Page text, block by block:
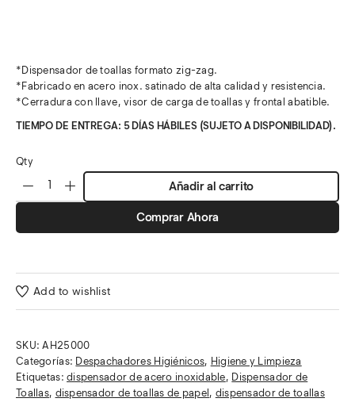
*Dispensador de toallas formato zig-zag.
*Fabricado en acero inox. satinado de alta calidad y resistencia.
*Cerradura con llave, visor de carga de toallas y frontal abatible.
TIEMPO DE ENTREGA: 5 DÍAS HÁBILES (SUJETO A DISPONIBILIDAD).
Qty
Añadir al carrito
Comprar Ahora
Add to wishlist
SKU:AH25000
Categorías: Despachadores Higiénicos, Higiene y Limpieza
Etiquetas:dispensador de acero inoxidable, Dispensador de
Toallas, dispensador de toallas de papel , dispensador de toallas